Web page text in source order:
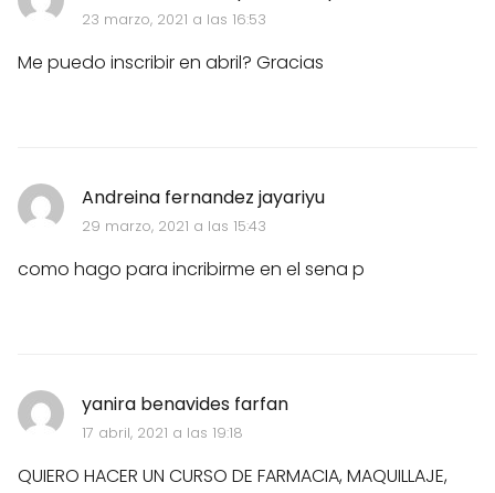
23 marzo, 2021 a las 16:53
Me puedo inscribir en abril? Gracias
Andreina fernandez jayariyu
29 marzo, 2021 a las 15:43
como hago para incribirme en el sena p
yanira benavides farfan
17 abril, 2021 a las 19:18
QUIERO HACER UN CURSO DE FARMACIA, MAQUILLAJE,